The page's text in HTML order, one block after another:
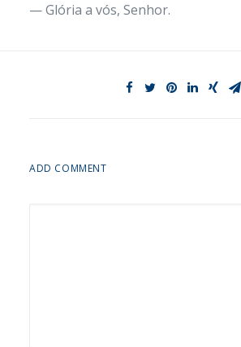
— Glória a vós, Senhor.
ADD COMMENT